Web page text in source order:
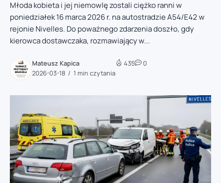
Młoda kobieta i jej niemowlę zostali ciężko ranni w
poniedziałek 16 marca 2026 r. na autostradzie A54/E42 w
rejonie Nivelles. Do poważnego zdarzenia doszło, gdy
kierowca dostawczaka, rozmawiający w...
Mateusz Kapica
2026-03-18
1 min czytania
435 0